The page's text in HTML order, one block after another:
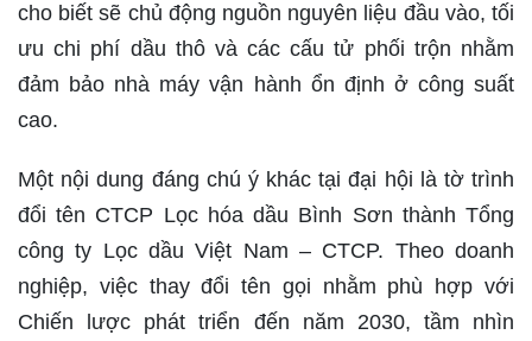
cho biết sẽ chủ động nguồn nguyên liệu đầu vào, tối
ưu chi phí dầu thô và các cấu tử phối trộn nhằm
đảm bảo nhà máy vận hành ổn định ở công suất
cao.
Một nội dung đáng chú ý khác tại đại hội là tờ trình
đổi tên CTCP Lọc hóa dầu Bình Sơn thành Tổng
công ty Lọc dầu Việt Nam – CTCP. Theo doanh
nghiệp, việc thay đổi tên gọi nhằm phù hợp với
Chiến lược phát triển đến năm 2030, tầm nhìn